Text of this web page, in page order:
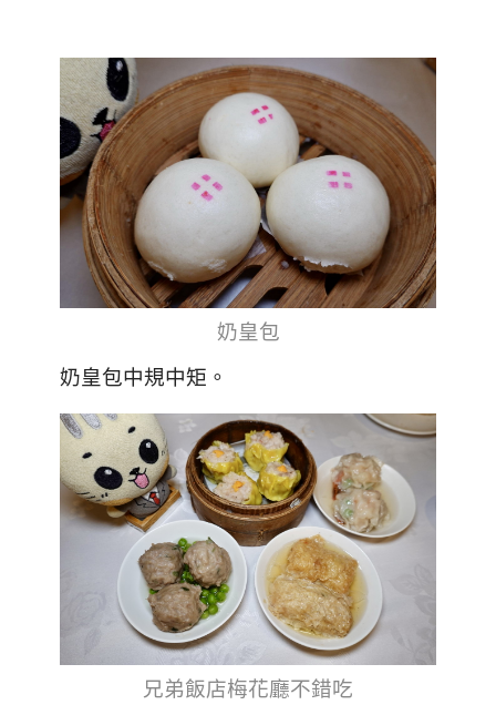
奶皇包
奶皇包中規中矩。
兄弟飯店梅花廳不錯吃